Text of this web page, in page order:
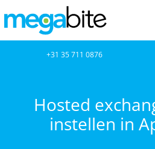
naar
inhoud
Netwerkbeheer
+31 35 711 0876
Hosted
instellen in